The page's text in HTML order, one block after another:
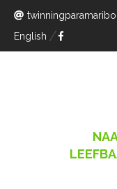
twinningparamaribo
English